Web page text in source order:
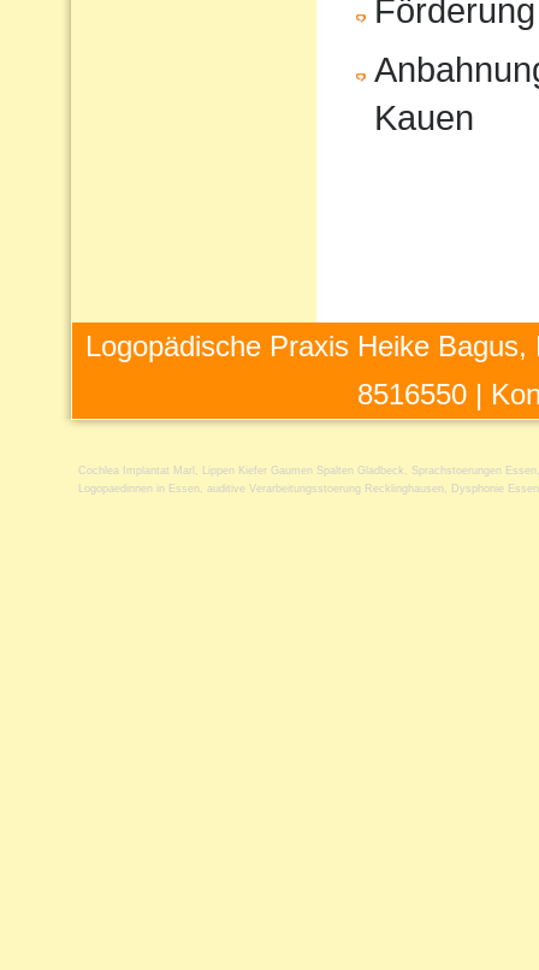
Kauen
Logopädische Praxis Heike
8516550 |
Cochlea Implantat Marl Lippen Kiefer Gaumen Spalten Gladbeck Sprachstoerungen Essen
Logopaedinnen in Essen
auditive Verarbeitungsstoerung Recklinghausen Dysphonie Essen